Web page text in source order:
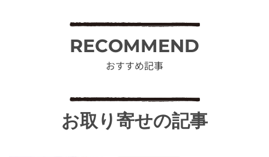
RECOMMEND
おすすめ記事
お取り寄せの記事